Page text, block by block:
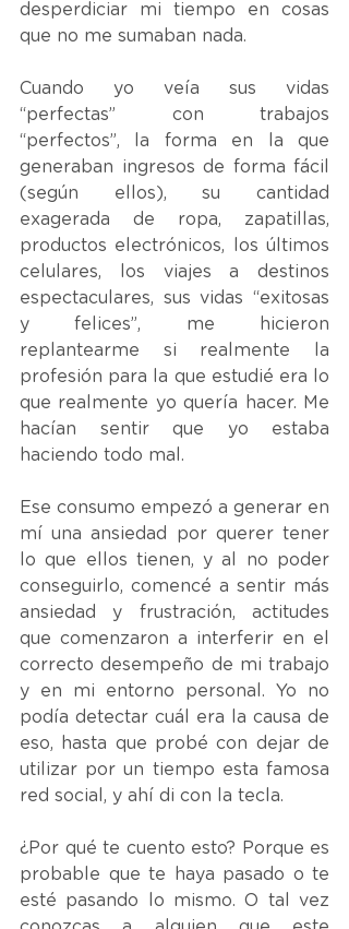
desperdiciar mi tiempo en cosas
que no me sumaban nada.
Cuando yo veía sus vidas
“perfectas” con trabajos
“perfectos”, la forma en la que
generaban ingresos de forma fácil
(según ellos), su cantidad
exagerada de ropa, zapatillas,
productos electrónicos, los últimos
celulares, los viajes a destinos
espectaculares, sus vidas “exitosas
y felices”, me hicieron
replantearme si realmente la
profesión para la que estudié era lo
que realmente yo quería hacer. Me
hacían sentir que yo estaba
haciendo todo mal.
Ese consumo empezó a generar en
mí una ansiedad por querer tener
lo que ellos tienen, y al no poder
conseguirlo, comencé a sentir más
ansiedad y frustración, actitudes
que comenzaron a interferir en el
correcto desempeño de mi trabajo
y en mi entorno personal. Yo no
podía detectar cuál era la causa de
eso, hasta que probé con dejar de
utilizar por un tiempo esta famosa
red social, y ahí di con la tecla.
¿Por qué te cuento esto? Porque es
probable que te haya pasado o te
esté pasando lo mismo. O tal vez